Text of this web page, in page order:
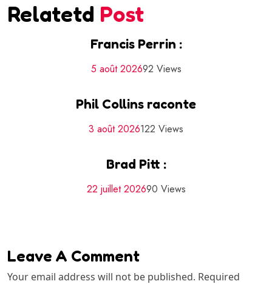
Relatetd Post
Francis Perrin :
5 août 202692 Views
Phil Collins raconte
3 août 2026122 Views
Brad Pitt :
22 juillet 202690 Views
Leave A Comment
Your email address will not be published. Required